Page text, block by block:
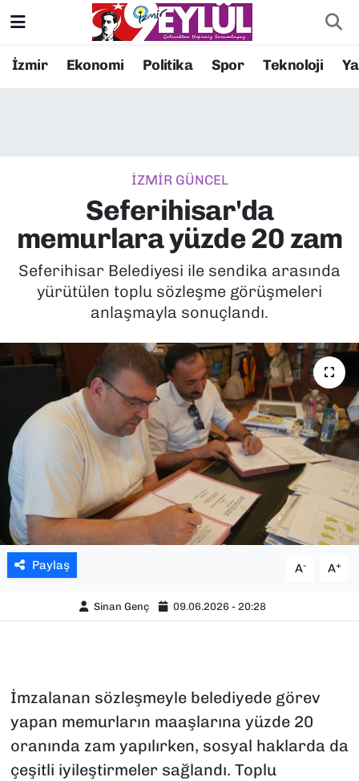
İzmir Ekonomi Politika Spor Teknoloji
İZMİR GÜNCEL
Seferihisar'da
memurlara yüzde 20 zam
Seferihisar Belediyesi ile sendika arasında
yürütülen toplu sözleşme görüşmeleri
anlaşmayla sonuçlandı.
Paylaş A- A+
Sinan Genç 09.06.2026 - 20:28
İmzalanan sözleşmeyle belediyede görev
yapan memurların maaşlarına yüzde 20
oranında zam yapılırken, sosyal haklarda da
çeşitli iyileştirmeler sağlandı. Toplu
Resmi İlanlar
EKONOMİ
KÜLTÜR SANAT
MAGAZİN
POLİTİKA
SAĞLIK
SPOR
TEKNOLOJİ
YAŞAM
YEREL YÖNETİMLER
Konak Nöbetçi Eczaneler
Süper Lig Puan Durumu ve Fikstür
Tüm Manşetler
Son Dakika Haberleri
Haber Arşivi